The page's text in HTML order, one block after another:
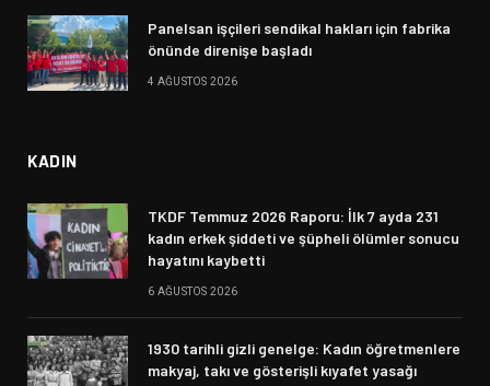
Panelsan işçileri sendikal hakları için fabrika
önünde direnişe başladı
4 AĞUSTOS 2026
KADIN
TKDF Temmuz 2026 Raporu: İlk 7 ayda 231
kadın erkek şiddeti ve şüpheli ölümler sonucu
hayatını kaybetti
6 AĞUSTOS 2026
1930 tarihli gizli genelge: Kadın öğretmenlere
makyaj, takı ve gösterişli kıyafet yasağı